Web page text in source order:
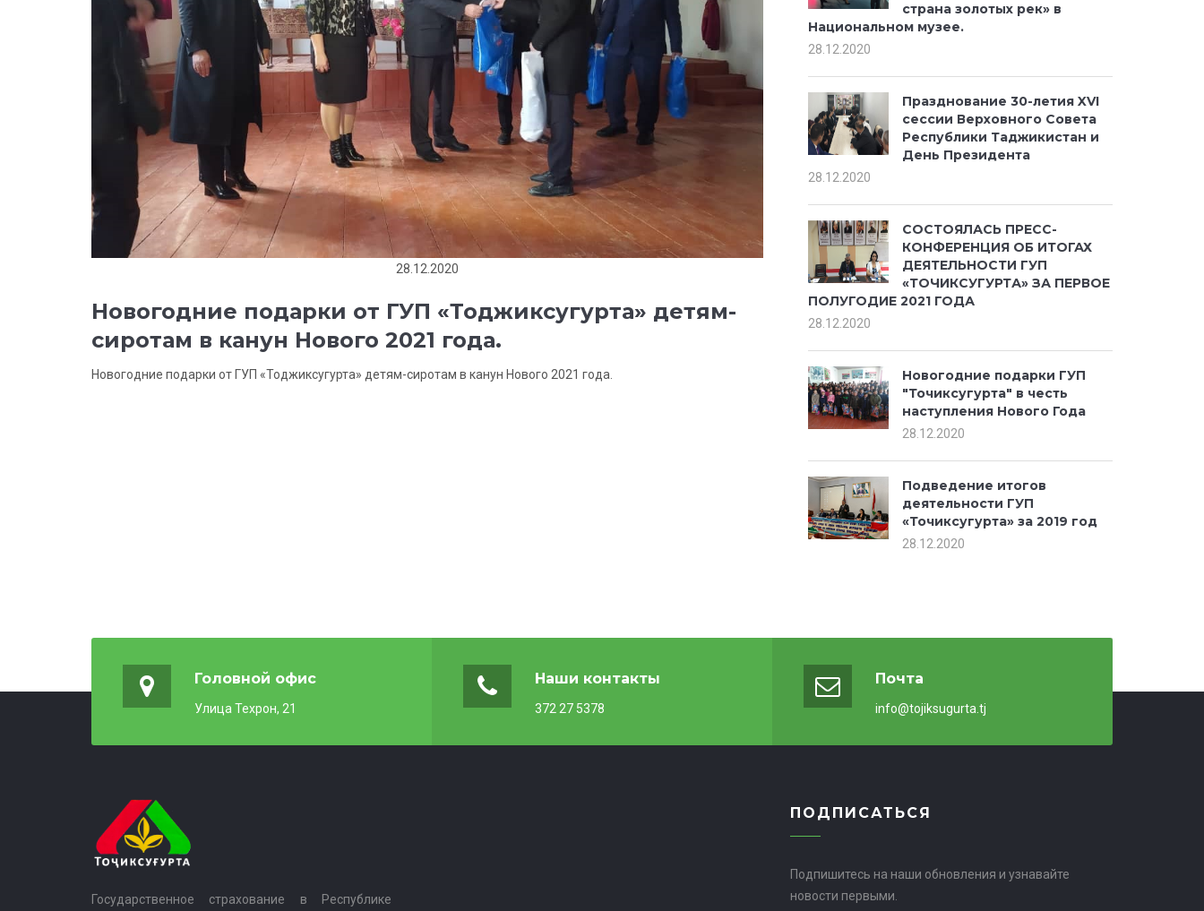
28.12.2020
Новогодние подарки от ГУП «Тоджиксугурта» детям-
сиротам в канун Нового 2021 года.
Новогодние подарки от ГУП «Тоджиксугурта» детям-сиротам в канун Нового 2021 года.
страна золотых рек» в
Национальном музее.
28.12.2020
Празднование 30-летия XVI
сессии Верховного Совета
Республики Таджикистан и
День Президента
28.12.2020
СОСТОЯЛАСЬ ПРЕСС-
КОНФЕРЕНЦИЯ ОБ ИТОГАХ
ДЕЯТЕЛЬНОСТИ ГУП
«ТОЧИКСУГУРТА» ЗА ПЕРВОЕ
ПОЛУГОДИЕ 2021 ГОДА
28.12.2020
Новогодние подарки ГУП
"Точиксугурта" в честь
наступления Нового Года
28.12.2020
Подведение итогов
деятельности ГУП
«Точиксугурта» за 2019 год
28.12.2020
Головной офис
Улица Техрон, 21
Наши контакты
372 27 5378
Почта
info@tojiksugurta.tj
Государственное страхование в Республике
ПОДПИСАТЬСЯ
Подпишитесь на наши обновления и узнавайте
новости первыми.